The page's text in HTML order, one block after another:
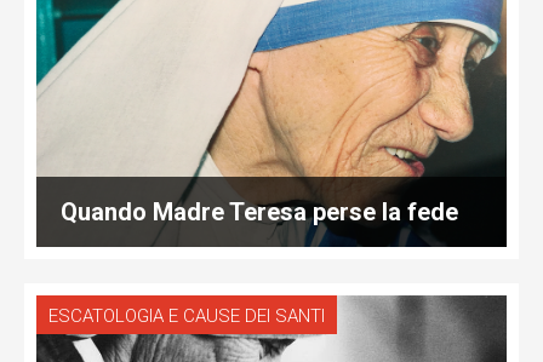
Quando Madre Teresa perse la fede
ESCATOLOGIA E CAUSE DEI SANTI